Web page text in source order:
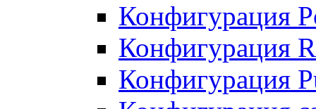
Конфигурация
Конфигурация
Конфигурация